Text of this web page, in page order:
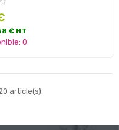
€ HT
0
article(s)